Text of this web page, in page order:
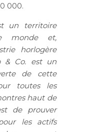
000.
un territoire
monde et,
horlogère
& Co. est un
de cette
toutes les
haut de
de prouver
les actifs